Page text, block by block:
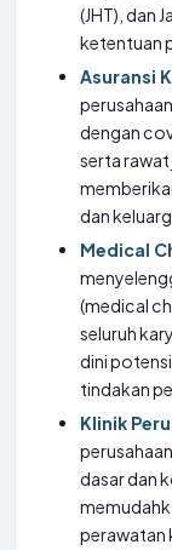
(JHT), dan
ketentuan
Asuransi
dengan
serta rawat
dan
Medical
(medical
seluruh
dini
tindakan
Klinik
dasar dan
perawatan